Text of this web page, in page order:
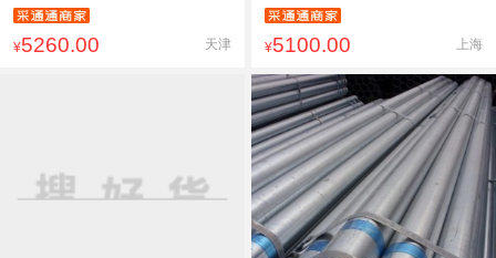
¥5260.00 天津 ¥5100.00 上海